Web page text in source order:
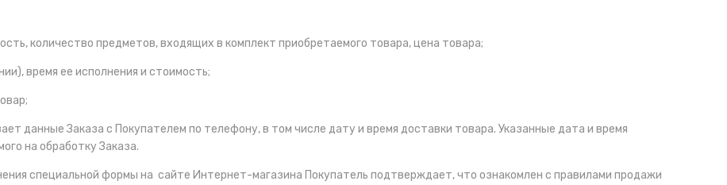
количество предметов, входящих в комплект приобретаемого товара, цена товара;
время ее исполнения и стоимость;
данные Заказа с Покупателем по телефону, в том числе дату и время доставки товара. Указанные дата и время
на обработку Заказа.
специальной формы на сайте Интернет-магазина Покупатель подтверждает, что ознакомлен с правилами продажи